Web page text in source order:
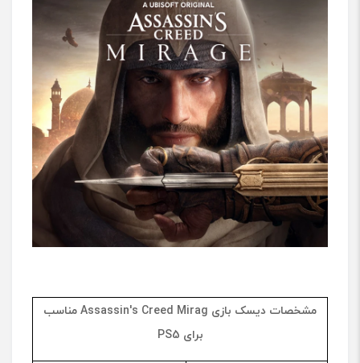
مشخصات دیسک بازی Assassin's Creed Miragمناسب
برای PS5